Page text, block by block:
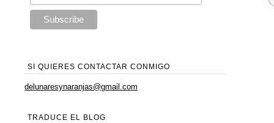
SI QUIERES CONTACTAR CONMIGO
delunaresynaranjas@gmail.com
TRADUCE EL BLOG